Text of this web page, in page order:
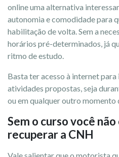
online uma alternativa
autonomia e comodidade para
habilitação de volta. Sem a
horários pré-determinados, já
ritmo de estudo.
Basta ter acesso à internet para
atividades propostas, seja
ou em qualquer outro momento
Sem o curso você
recuperar a CNH